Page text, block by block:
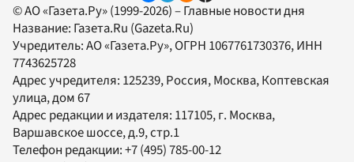
© АО «Газета.Ру» (1999-2026) – Главные новости дня
Название: Газета.Ru (Gazeta.Ru)
Учредитель:АО «Газета.Ру», ОГРН 1067761730376, ИНН
7743625728
Адрес учредителя: 125239, Россия, Москва, Коптевская
улица, дом 67
Адрес редакции и издателя: 117105, г. Москва,
Варшавское шоссе, д.9, стр.1
Телефон редакции:+7 (495) 785-00-12